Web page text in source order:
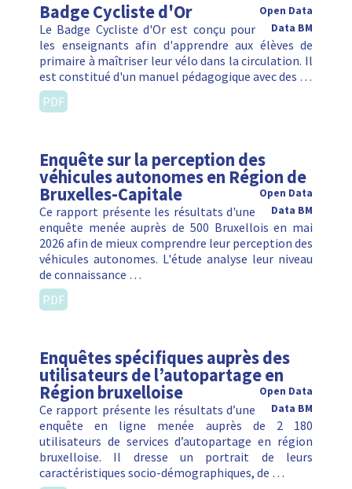
Badge Cycliste d'Or
Open Data
Data BM
Le Badge Cycliste d'Or est conçu pour
les enseignants afin d'apprendre aux élèves de
primaire à maîtriser leur vélo dans la circulation. Il
est constitué d'un manuel pédagogique avec des …
PDF
Enquête sur la perception des
véhicules autonomes en Région de
Bruxelles-Capitale
Open Data
Data BM
Ce rapport présente les résultats d'une
enquête menée auprès de 500 Bruxellois en mai
2026 afin de mieux comprendre leur perception des
véhicules autonomes. L'étude analyse leur niveau
de connaissance …
PDF
Enquêtes spécifiques auprès des
utilisateurs de l’autopartage en
Région bruxelloise
Open Data
Data BM
Ce rapport présente les résultats d’une
enquête en ligne menée auprès de 2 180
utilisateurs de services d’autopartage en région
bruxelloise. Il dresse un portrait de leurs
caractéristiques socio-démographiques, de …